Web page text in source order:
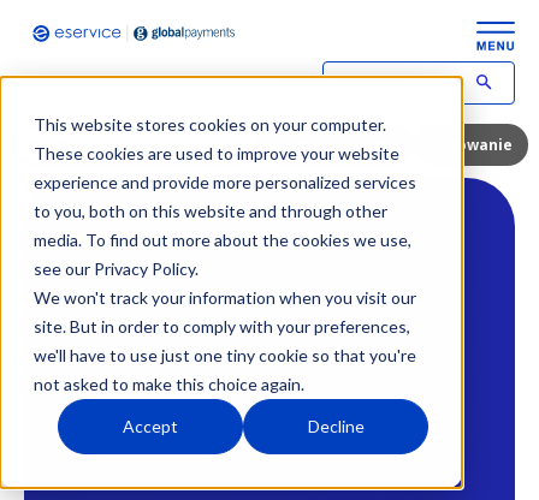
This website stores cookies on your computer.
These cookies are used to improve your website
experience and provide more personalized services
to you, both on this website and through other
media. To find out more about the cookies we use,
see our Privacy Policy.
We won't track your information when you visit our
site. But in order to comply with your preferences,
we'll have to use just one tiny cookie so that you're
not asked to make this choice again.
Accept Decline
Darmowy terminal płatniczy Zamów kontakt Logowanie